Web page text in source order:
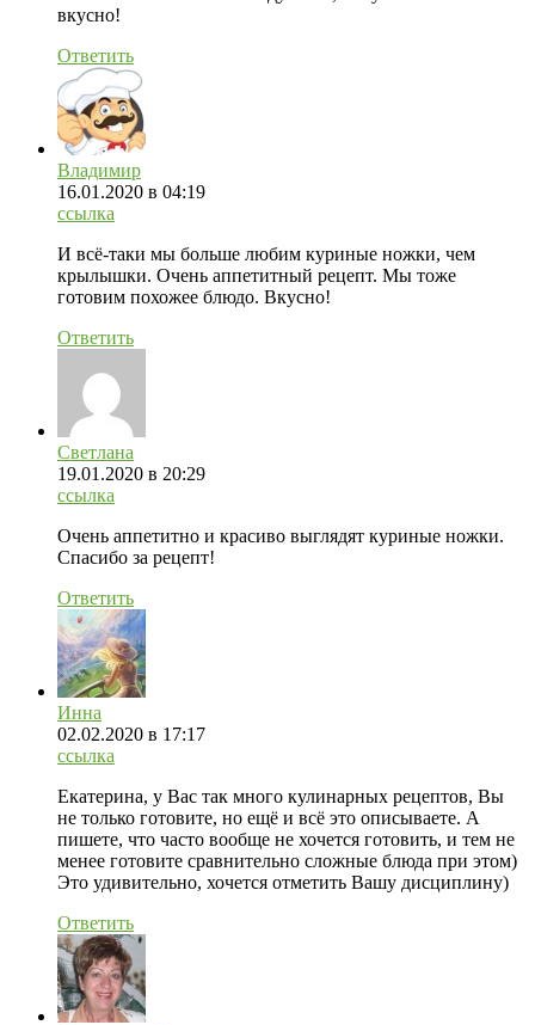
вкусно!
Ответить
Владимир
16.01.2020 в 04:19
ссылка
И всё-таки мы больше любим куриные ножки, чем
крылышки. Очень аппетитный рецепт. Мы тоже
готовим похожее блюдо. Вкусно!
Ответить
Светлана
19.01.2020 в 20:29
ссылка
Очень аппетитно и красиво выглядят куриные ножки.
Спасибо за рецепт!
Ответить
Инна
02.02.2020 в 17:17
ссылка
Екатерина, у Вас так много кулинарных рецептов, Вы
не только готовите, но ещё и всё это описываете. А
пишете, что часто вообще не хочется готовить, и тем не
менее готовите сравнительно сложные блюда при этом)
Это удивительно, хочется отметить Вашу дисциплину)
Ответить